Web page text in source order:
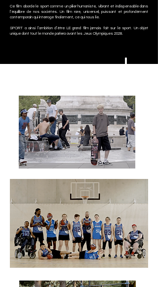
Ce film aborde le sport comme un pilier humaniste, vibrant et indispensable dans
l’équilibre de nos sociétés. Un film rare, universel, puissant et profondément
contemporain qui interroge finalement, ce qui nous lie.
SPORT a ainsi l’ambition d’être LE grand film jamais fait sur le sport. Un objet
unique dont tout le monde parlera avant les Jeux Olympiques 2028.